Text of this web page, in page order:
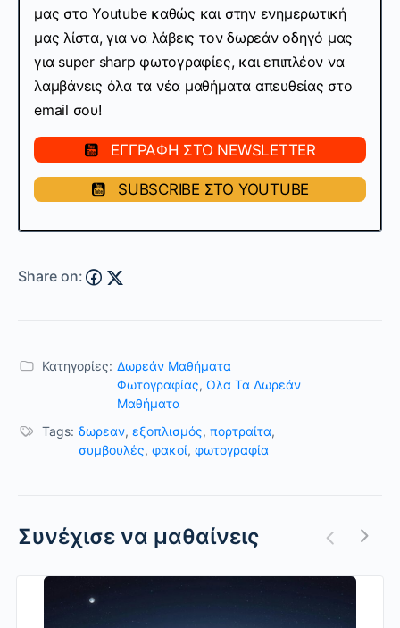
μας στο Youtube καθώς και στην ενημερωτική
μας λίστα, για να λάβεις τον δωρεάν οδηγό μας
για super sharp φωτογραφίες, και επιπλέον να
λαμβάνεις όλα τα νέα μαθήματα απευθείας στο
email σου!
ΕΓΓΡΑΦΗ ΣΤΟ NEWSLETTER
SUBSCRIBE ΣΤΟ YOUTUBE
Share on:
Κατηγορίες: Δωρεάν Μαθήματα
Φωτογραφίας, Ολα Τα Δωρεάν
Μαθήματα
Tags: δωρεαν, εξοπλισμός, πορτραίτα,
συμβουλές, φακοί, φωτογραφία
Συνέχισε να μαθαίνεις